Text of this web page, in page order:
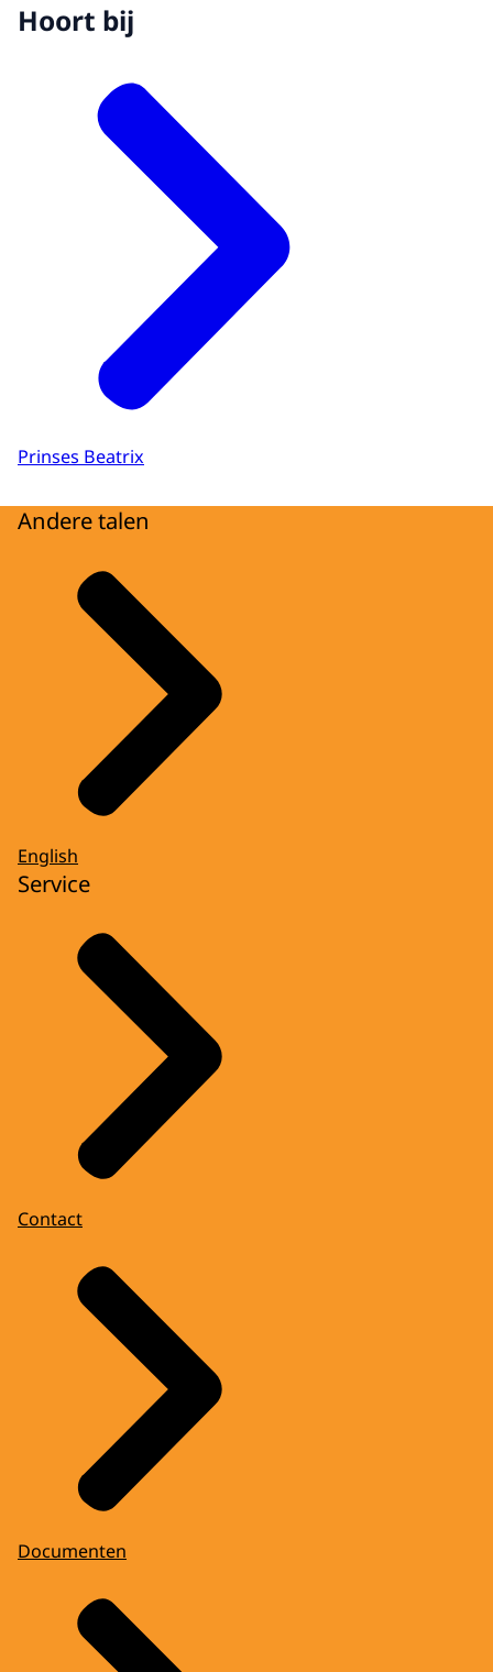
Hoort bij
Prinses Beatrix
Andere talen
English
Service
Contact
Documenten